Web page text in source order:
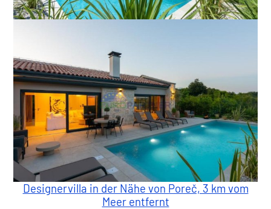
Designervilla in der Nähe von Poreč, 3 km vom
Meer entfernt